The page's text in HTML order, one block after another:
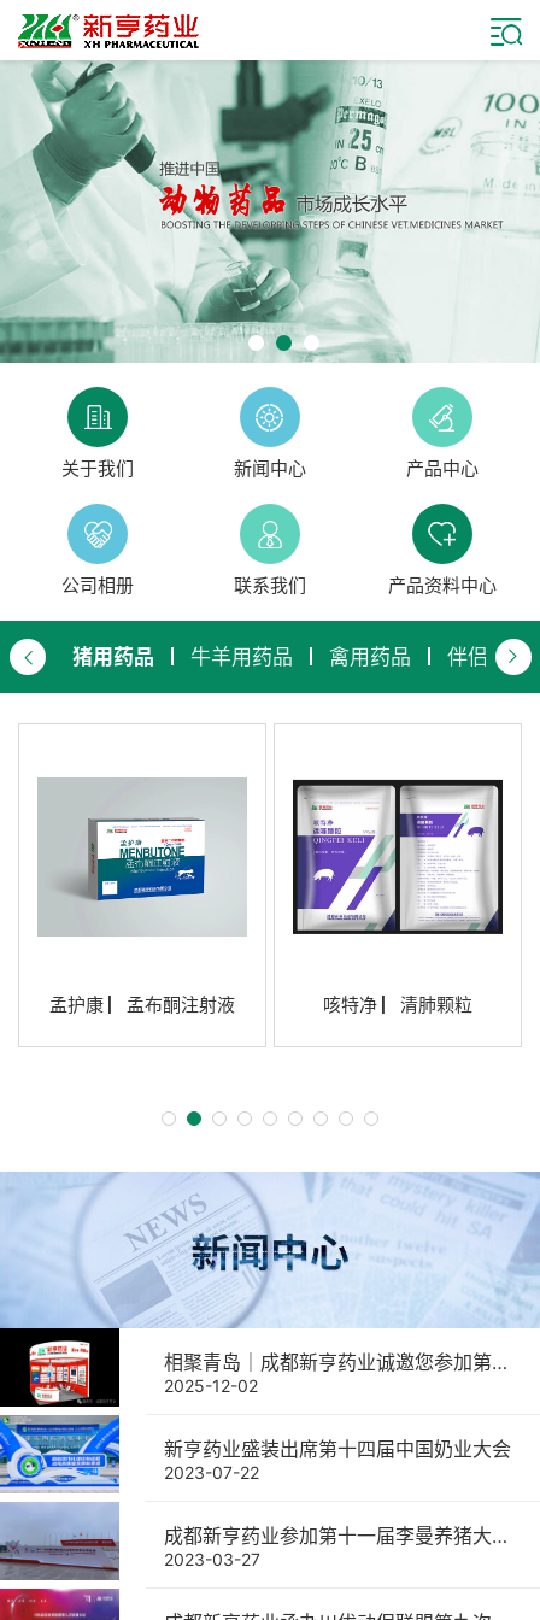
关于我们 新闻中心 产品中心
公司相册 联系我们 产品资料中心
猪用药品 牛羊用药品 禽用药品 伴侣动物
孟护康 ▏孟布酮注射液 咳特净 ▏清肺颗粒
相聚青岛｜成都新亨药业诚邀您参加第二十二届中国畜牧业博览会
2025-12-02
新亨药业盛装出席第十四届中国奶业大会
2023-07-22
成都新亨药业参加第十一届李曼养猪大会暨世界猪业博览会取得圆满成功
2023-03-27